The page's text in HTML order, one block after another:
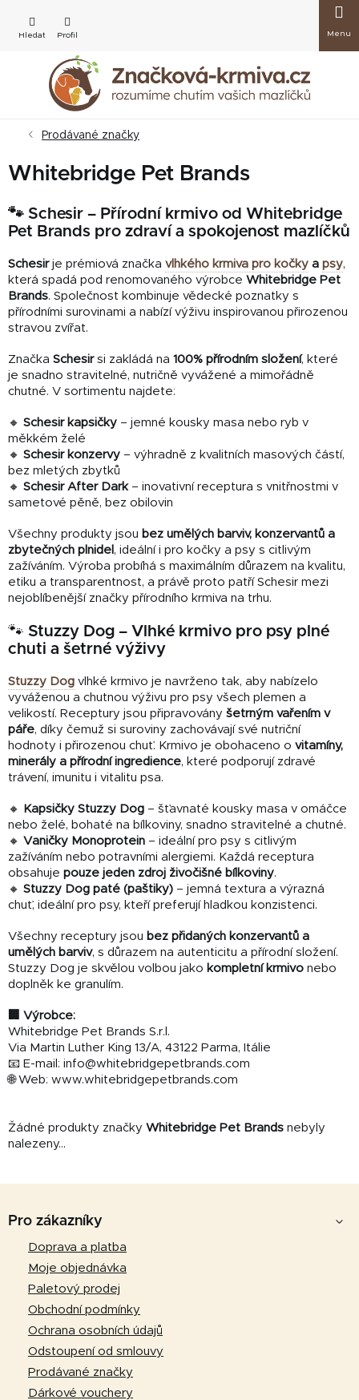
obsah
košík
Prodávané značky
Whitebridge Pet Brands
🐾 Schesir – Přírodní krmivo od Whitebridge
Pet Brands pro zdraví a spokojenost mazlíčků
Schesirje prémiová značka vlhkého krmiva pro kočky a psy,
která spadá pod renomovaného výrobce Whitebridge Pet
Brands. Společnost kombinuje vědecké poznatky s
přírodními surovinami a nabízí výživu inspirovanou přirozenou
stravou zvířat.
Značka Schesirsi zakládá na 100% přírodním složení, které
je snadno stravitelné, nutričně vyvážené a mimořádně
chutné. V sortimentu najdete:
🔸 Schesir kapsičky – jemné kousky masa nebo ryb v
měkkém želé
🔸 Schesir konzervy – výhradně z kvalitních masových částí,
bez mletých zbytků
🔸 Schesir After Dark– inovativní receptura s vnitřnostmi v
sametové pěně, bez obilovin
Všechny produkty jsou bez umělých barviv, konzervantů a
zbytečných plnidel , ideální i pro kočky a psy s citlivým
zažíváním. Výroba probíhá s maximálním důrazem na kvalitu,
etiku a transparentnost, a právě proto patří Schesir mezi
nejoblíbenější značky přírodního krmiva na trhu.
🐾 Stuzzy Dog – Vlhké krmivo pro psy plné
chuti a šetrné výživy
Stuzzy Dog vlhké krmivo je navrženo tak, aby nabízelo
vyváženou a chutnou výživu pro psy všech plemen a
velikostí. Receptury jsou připravovány šetrným vařením v
páře, díky čemuž si suroviny zachovávají své nutriční
hodnoty i přirozenou chuť. Krmivo je obohaceno o vitamíny,
minerály a přírodní ingredience, které podporují zdravé
trávení, imunitu i vitalitu psa.
🔸 Kapsičky Stuzzy Dog – šťavnaté kousky masa v omáčce
nebo želé, bohaté na bílkoviny, snadno stravitelné a chutné.
🔸 Vaničky Monoprotein – ideální pro psy s citlivým
zažíváním nebo potravními alergiemi. Každá receptura
obsahuje pouze jeden zdroj živočišné bílkoviny.
🔸 Stuzzy Dog paté (paštiky) – jemná textura a výrazná
chuť, ideální pro psy, kteří preferují hladkou konzistenci.
Všechny receptury jsou bez přidaných konzervantů a
umělých barviv, s důrazem na autenticitu a přírodní složení.
Stuzzy Dog je skvělou volbou jako kompletní krmivo nebo
doplněk ke granulím.
🏢 Výrobce:
Whitebridge Pet Brands S.r.l.
Via Martin Luther King 13/A, 43122 Parma, Itálie
📧 E-mail: info@whitebridgepetbrands.com
🌐 Web: www.whitebridgepetbrands.com
Žádné produkty značky Whitebridge Pet Brands nebyly
nalezeny...
Pro zákazníky
Doprava a platba
Moje objednávka
Paletový prodej
Obchodní podmínky
Ochrana osobních údajů
Odstoupení od smlouvy
Prodávané značky
Dárkové vouchery